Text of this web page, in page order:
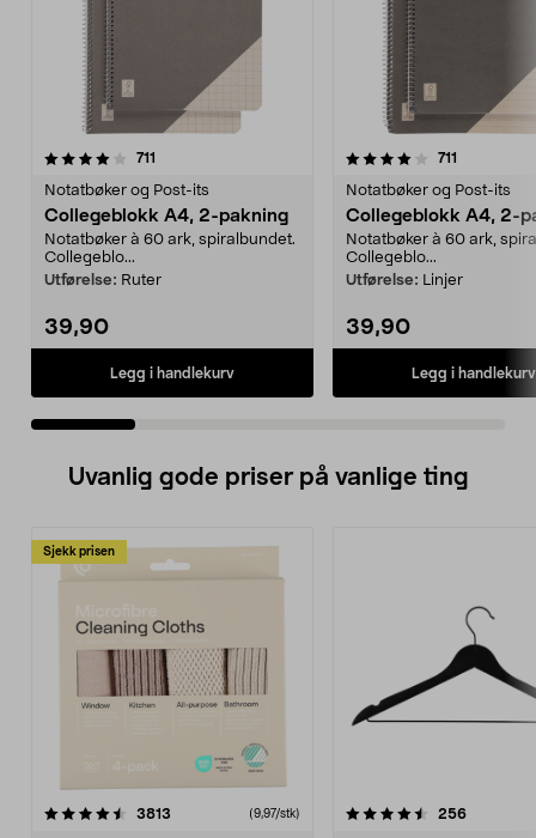
711
Notatbøker og Post-its
Collegeblokk A4, 2-pakning
Notatbøker à 60 ark, spiralbundet.
Collegeblo...
Utførelse: Ruter
39,90
Legg i handlekurv
4.0 av 5 stjerner 711
Notatbøker og Post-its
Collegeblokk A4, 2-
Notatbøker à 60 ark,
Collegeblo...
Utførelse: Linjer
39,90
Legg i handlekurv
4.5 av 5 stjerner
Uvanlig gode priser på vanlige ting
Sjekk prisen
3813 anmeldelser(9,97/stk)
4.5av 5 stjerner 256
4.5av 5 stjerner